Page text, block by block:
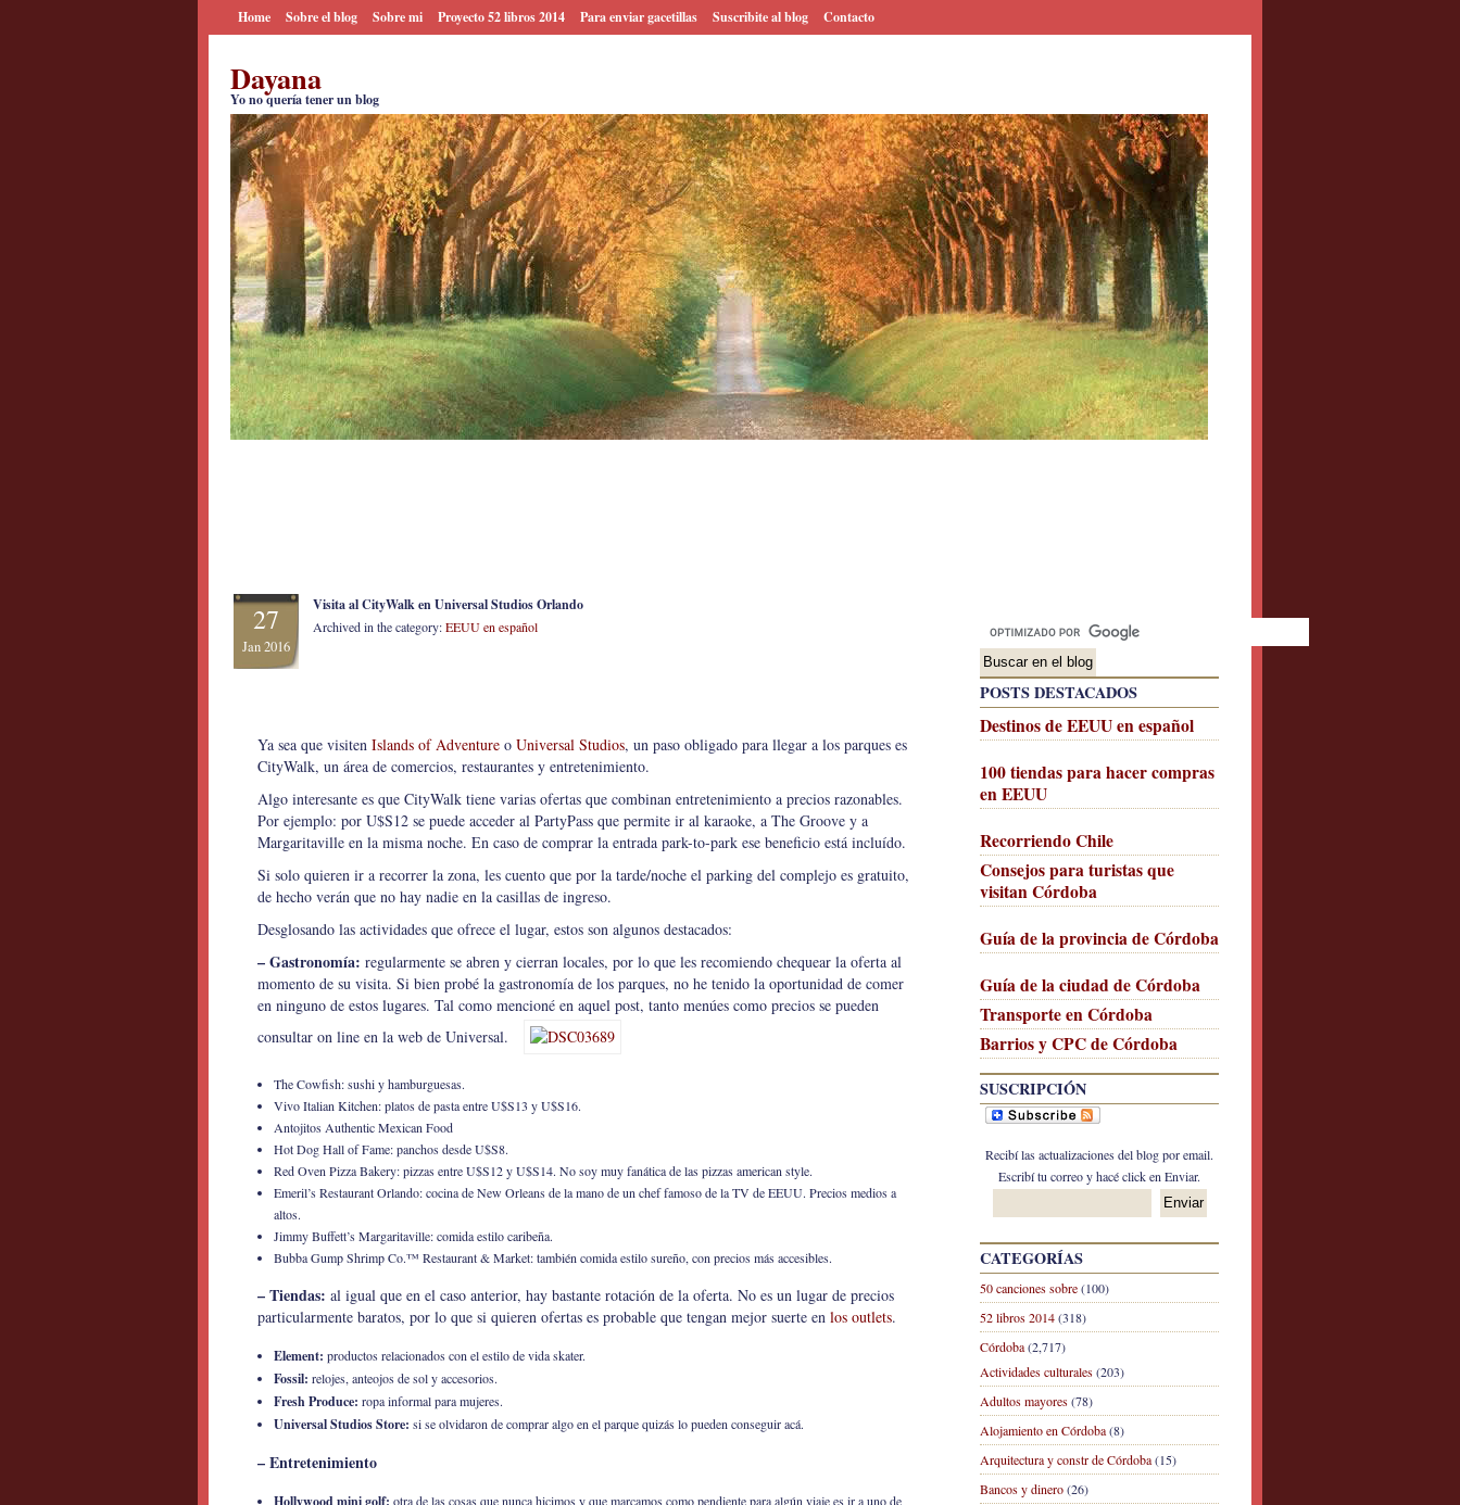
Home Sobre el blog Sobre mi Proyecto 52 libros 2014 Para enviar gacetillas Suscribite al blog Contacto
Dayana
Yo no quería tener un blog
POSTS DESTACADOS
Destinos de EEUU en español
100 tiendas para hacer compras
en EEUU
Recorriendo Chile
Consejos para turistas que
visitan Córdoba
Guía de la provincia de Córdoba
Guía de la ciudad de Córdoba
Transporte en Córdoba
Barrios y CPC de Córdoba
SUSCRIPCIÓN
Recibí las actualizaciones del blog por email.
Escribí tu correo y hacé click en Enviar.
CATEGORÍAS
50 canciones sobre(100)
52 libros 2014(318)
Córdoba(2,717)
Actividades culturales(203)
Adultos mayores(78)
Alojamiento en Córdoba(8)
Arquitectura y constr de Córdoba(15)
Bancos y dinero(26)
27
Jan 2016
Visita al CityWalk en Universal Studios Orlando
Archived in the category:EEUU en español
Ya sea que visiten Islands of Adventure o Universal Studios, un paso obligado para llegar a los parques es
CityWalk, un área de comercios, restaurantes y entretenimiento.
Algo interesante es que CityWalk tiene varias ofertas que combinan entretenimiento a precios razonables.
Por ejemplo: por U$S12 se puede acceder al PartyPass que permite ir al karaoke, a The Groove y a
Margaritaville en la misma noche. En caso de comprar la entrada park-to-park ese beneficio está incluído.
Si solo quieren ir a recorrer la zona, les cuento que por la tarde/noche el parking del complejo es gratuito,
de hecho verán que no hay nadie en la casillas de ingreso.
Desglosando las actividades que ofrece el lugar, estos son algunos destacados:
– Gastronomía: regularmente se abren y cierran locales, por lo que les recomiendo chequear la oferta al
momento de su visita. Si bien probé la gastronomía de los parques, no he tenido la oportunidad de comer
en ninguno de estos lugares. Tal como mencioné en aquel post, tanto menúes como precios se pueden
consultar on line en la web de Universal.
The Cowfish: sushi y hamburguesas.
Vivo Italian Kitchen: platos de pasta entre U$S13 y U$S16.
Antojitos Authentic Mexican Food
Hot Dog Hall of Fame: panchos desde U$S8.
Red Oven Pizza Bakery: pizzas entre U$S12 y U$S14. No soy muy fanática de las pizzas american style.
Emeril’s Restaurant Orlando: cocina de New Orleans de la mano de un chef famoso de la TV de EEUU. Precios medios a
altos.
Jimmy Buffett’s Margaritaville: comida estilo caribeña.
Bubba Gump Shrimp Co.™ Restaurant & Market: también comida estilo sureño, con precios más accesibles.
– Tiendas: al igual que en el caso anterior, hay bastante rotación de la oferta. No es un lugar de precios
particularmente baratos, por lo que si quieren ofertas es probable que tengan mejor suerte en los outlets.
Element: productos relacionados con el estilo de vida skater.
Fossil: relojes, anteojos de sol y accesorios.
Fresh Produce: ropa informal para mujeres.
Universal Studios Store: si se olvidaron de comprar algo en el parque quizás lo pueden conseguir acá.
– Entretenimiento
Hollywood mini golf: otra de las cosas que nunca hicimos y que marcamos como pendiente para algún viaje es ir a uno de